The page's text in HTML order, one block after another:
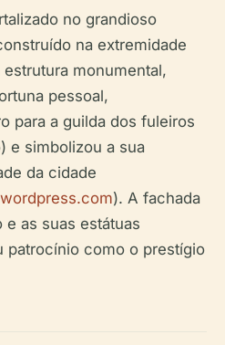
no grandioso
na extremidade
monumental,
pessoal,
para a guilda dos fuleiros
e simbolizou a sua
da cidade
). A fachada
as suas estátuas
patrocínio como o prestígio